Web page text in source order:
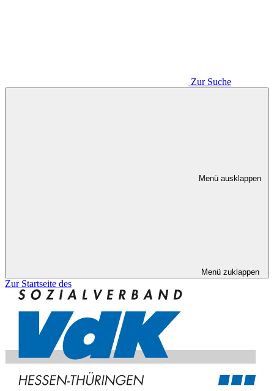
Zur Suche
Menü ausklappen
Menü zuklappen
Zur Startseite des